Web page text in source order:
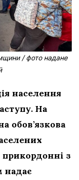
/ фото надане
населення
На
обов’язкова
з
надає